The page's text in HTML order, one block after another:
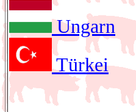
Ungarn
Türkei